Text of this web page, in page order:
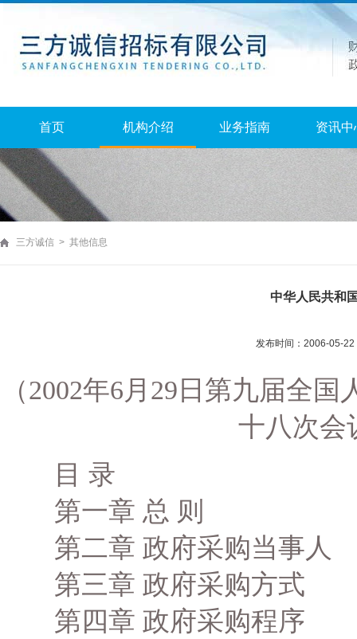
首页 机构介绍 业务指南 资讯中
三方诚信 > 其他信息
中华人民共和
发布时间：2006-05-
（2002年6月29日第九届全
十八次会
目 录
第一章 总 则
第二章 政府采购当事人
第三章 政府采购方式
第四章 政府采购程序